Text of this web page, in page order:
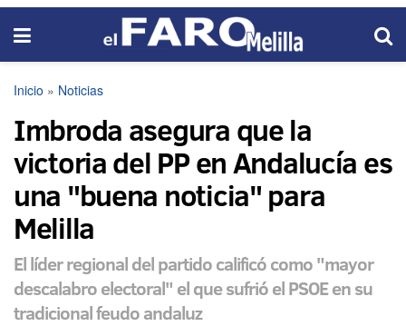
Inicio » Noticias
Imbroda asegura que la
victoria del PP en Andalucía es
una "buena noticia" para
Melilla
El líder regional del partido calificó como "mayor
descalabro electoral" el que sufrió el PSOE en su
tradicional feudo andaluz